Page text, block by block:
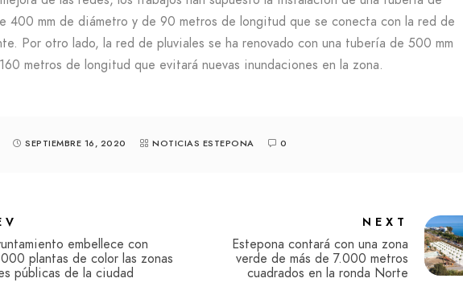
400 mm de diámetro y de 90 metros de longitud que se conecta con la red de
Por otro lado, la red de pluviales se ha renovado con una tubería de 500 mm
metros de longitud que evitará nuevas inundaciones en la zona.
SEPTIEMBRE 16, 2020 NOTICIAS ESTEPONA 0
embellece con
plantas de color las zonas
públicas de la ciudad
NEXT
Estepona contará con una zona
verde de más de 7.000 metros
cuadrados en la ronda Norte